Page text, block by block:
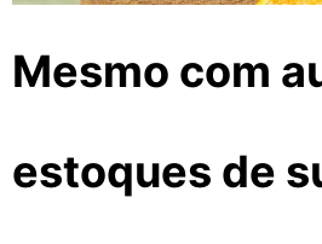
Mesmo com
estoques de